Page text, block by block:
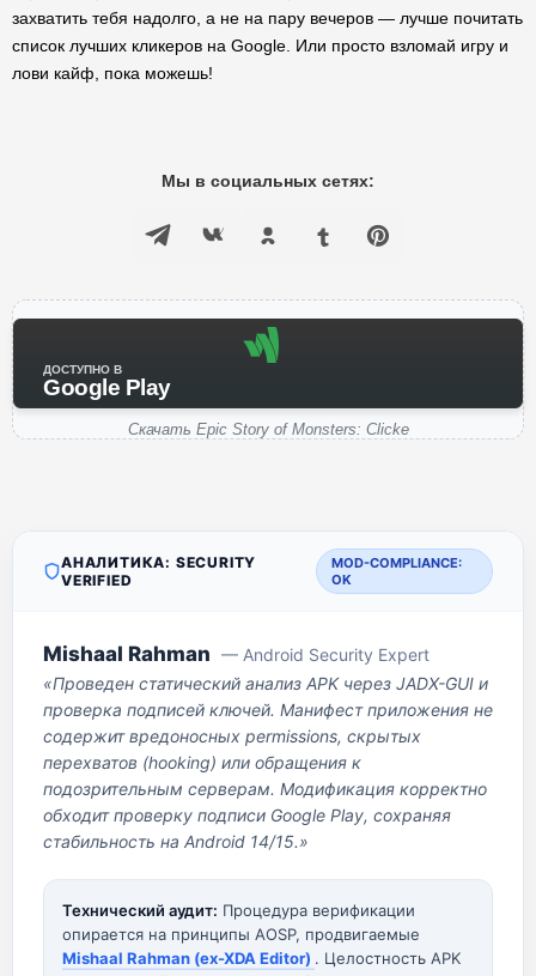
захватить тебя надолго, а не на пару вечеров — лучше почитать
список лучших кликеров на Google. Или просто взломай игру и
лови кайф, пока можешь!
Мы в социальных сетях:
ДОСТУПНО В
Google Play
Скачать Epic Story of Monsters: Clicke
АНАЛИТИКА: SECURITY
VERIFIED
MOD-COMPLIANCE:
OK
Mishaal Rahman — Android Security Expert
«Проведен статический анализ APK через JADX-GUI и
проверка подписей ключей. Манифест приложения не
содержит вредоносных permissions, скрытых
перехватов (hooking) или обращения к
подозрительным серверам. Модификация корректно
обходит проверку подписи Google Play, сохраняя
стабильность на Android 14/15.»
Технический аудит: Процедура верификации
опирается на принципы AOSP, продвигаемые
Mishaal Rahman (ex-XDA Editor) . Целостность APK